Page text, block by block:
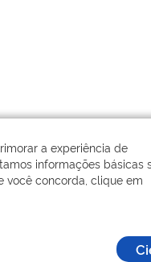
a experiência de
informações básicas
você concorda, clique em